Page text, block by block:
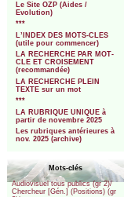
Le Site OZP (Aides /
Evolution)
***
L’INDEX DES MOTS-CLES
(utile pour commencer)
LA RECHERCHE PAR MOT-
CLE ET CROISEMENT
(recommandée)
LA RECHERCHE PLEIN
TEXTE sur un mot
***
LA RUBRIQUE UNIQUE à
partir de novembre 2025
Les rubriques antérieures à
nov. 2025 (archive)
Mots-clés
Audiovisuel tous publics (gr 2)/
Chercheur [Gén.] (Positions) (gr